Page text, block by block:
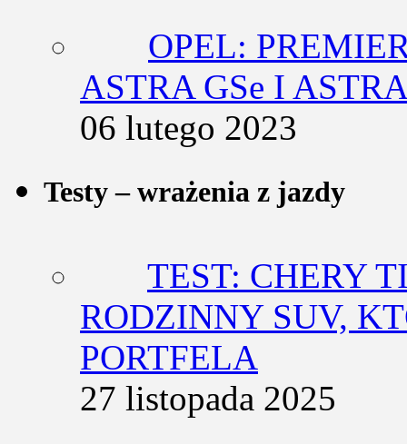
OPEL:
ASTRA GSe I
06 lutego 2023
Testy – wrażenia z jazdy
TEST: CHERY
RODZINNY SUV,
PORTFELA
27 listopada 2025